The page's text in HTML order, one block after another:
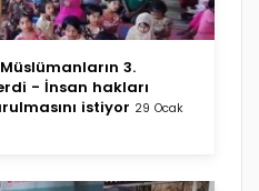
3.
- İnsan hakları
istiyor 29 Ocak